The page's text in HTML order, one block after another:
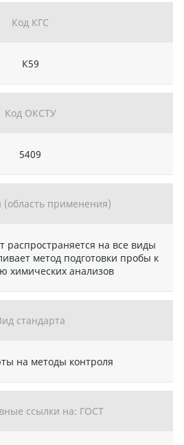
Код КГС
К59
Код ОКСТУ
5409
(область применения)
распространяется на все виды
метод подготовки пробы к
химических анализов
стандарта
на методы контроля
ссылки на: ГОСТ